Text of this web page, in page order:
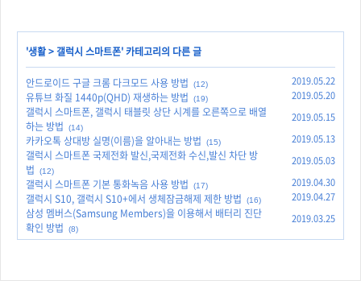
'생활>갤럭시 스마트폰' 카테고리의 다른 글
안드로이드 구글 크롬 다크모드 사용 방법 (12) 2019.05.22
유튜브 화질 1440p(QHD) 재생하는 방법 (19) 2019.05.20
갤럭시 스마트폰, 갤럭시 태블릿 상단 시계를 오른쪽으로 배열
하는 방법
(14)
2019.05.15
카카오톡 상대방 실명(이름)을 알아내는 방법 (15) 2019.05.13
갤럭시 스마트폰 국제전화 발신,국제전화 수신,발신 차단 방
법
(12)
2019.05.03
갤럭시 스마트폰 기본 통화녹음 사용 방법 (17) 2019.04.30
갤럭시 S10, 갤럭시 S10+에서 생체잠금해제 제한 방법 (16) 2019.04.27
삼성 멤버스(Samsung Members)을 이용해서 배터리 진단
확인 방법
(8)
2019.03.25